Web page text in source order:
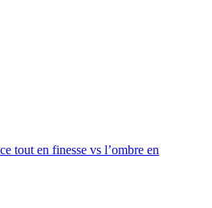
tout en finesse vs l’ombre en